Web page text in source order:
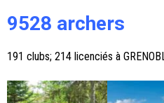
9528 archers
191 clubs; 214 licenciés à